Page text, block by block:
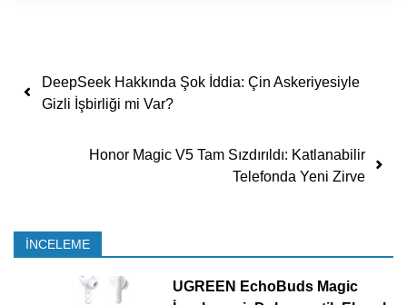
Yazı dolaşımı
DeepSeek Hakkında Şok İddia: Çin Askeriyesiyle
Gizli İşbirliği mi Var?
Honor Magic V5 Tam Sızdırıldı: Katlanabilir
Telefonda Yeni Zirve
İNCELEME
UGREEN EchoBuds Magic